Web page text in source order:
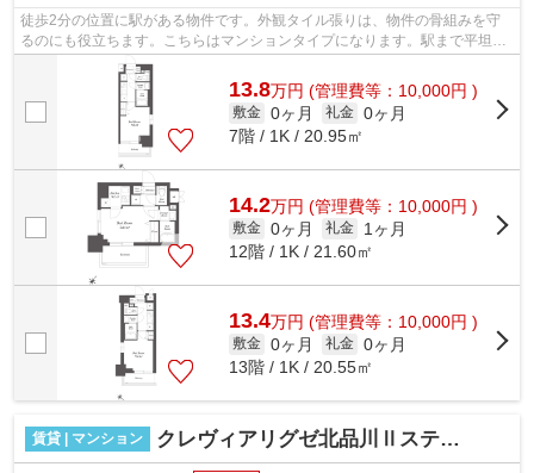
徒歩2分の位置に駅がある物件です。外観タイル張りは、物件の骨組みを守
るのにも役立ちます。こちらはマンションタイプになります。駅まで平坦な
場所に位置する物件で、自転車をよく使...
13.8万円 (管理費等：10,000円 )
敷金 0ヶ月 礼金 0ヶ月
7階 / 1K / 20.95㎡
14.2万円 (管理費等：10,000円 )
敷金 0ヶ月 礼金
1ヶ月
12階 / 1K / 21.60㎡
13.4万円 (管理費等：10,000円 )
敷金 0ヶ月 礼金 0ヶ月
13階 / 1K / 20.55㎡
賃貸 | マンション クレヴィアリグゼ北品川Ⅱステーションコート